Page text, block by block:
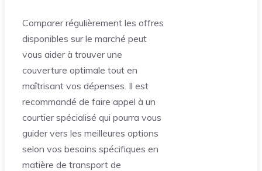
Comparer régulièrement les offres
disponibles sur le marché peut
vous aider à trouver une
couverture optimale tout en
maîtrisant vos dépenses. Il est
recommandé de faire appel à un
courtier spécialisé qui pourra vous
guider vers les meilleures options
selon vos besoins spécifiques en
matière de transport de